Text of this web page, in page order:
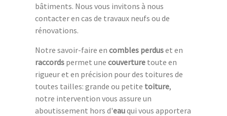
bâtiments. Nous vous invitons à nous
contacter en cas de travaux neufs ou de
rénovations.
Notre savoir-faire en combles perduset en
raccords permet une couverture toute en
rigueur et en précision pour des toitures de
toutes tailles: grande ou petite toiture,
notre intervention vous assure un
aboutissement hors d'eauqui vous apportera